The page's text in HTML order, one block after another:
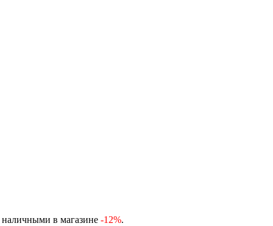
наличными в магазине -12%.